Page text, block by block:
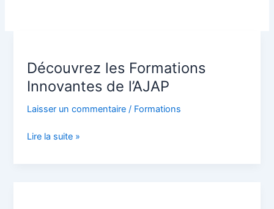
Découvrez les Formations
Innovantes de l’AJAP
Laisser un commentaire / Formations
Formations
Innovantes
l’AJAP
Lire la suite »